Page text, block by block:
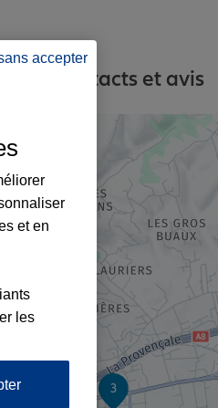
contacts et avis
3
accepter
et en
les